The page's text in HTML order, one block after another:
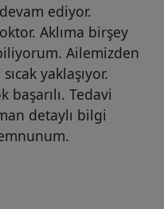
ediyor.
Aklıma birşey
Ailemizden
yaklaşıyor.
Tedavi
detaylı bilgi
ö.....